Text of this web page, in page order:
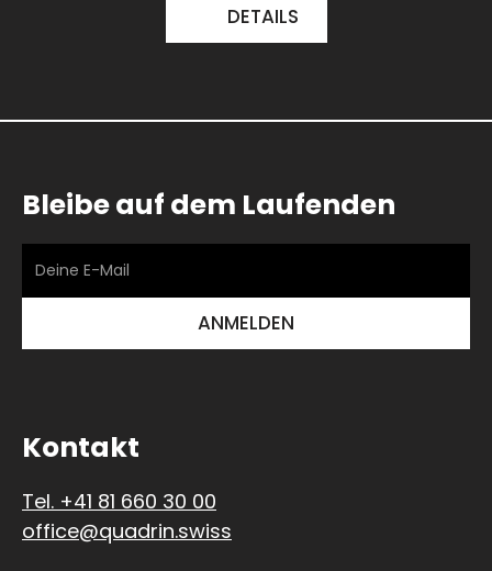
DETAILS
Bleibe auf dem Laufenden
Kontakt
Tel. +41 81 660 30 00
office@quadrin.swiss